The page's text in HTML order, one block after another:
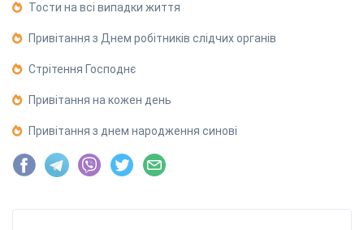
Тости на всі випадки життя
Привітання з Днем робітників слідчих органів
Стрітення Господнє
Привітання на кожен день
Привітання з днем народження синові